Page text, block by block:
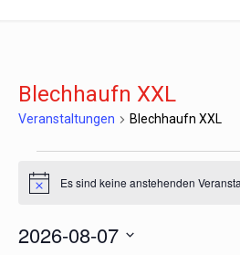
Blechhaufn XXL
Veranstaltungen Blechhaufn XXL
Veranstaltungen
HinweisEs sind keine anstehenden
2026-08-07